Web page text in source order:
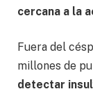
cercana a la
Fuera del
millones de
detectar